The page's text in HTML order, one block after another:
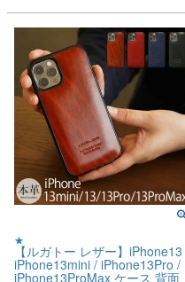
★
【ルガトー レザー】
iPhone13mini / iPhone13Pro /
iPhone13ProMax ケース 背面